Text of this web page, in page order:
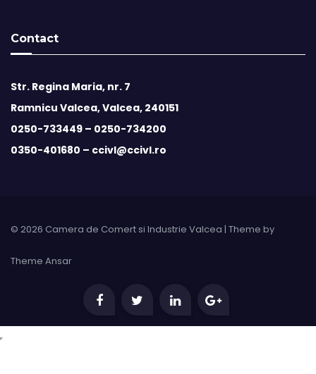
Contact
Str. Regina Maria, nr. 7
Ramnicu Valcea, Valcea, 240151
0250-733449 – 0250-734200
0350-401680 – ccivl@ccivl.ro
© 2026 Camera de Comert si Industrie Valcea | Theme by
Theme Ansar